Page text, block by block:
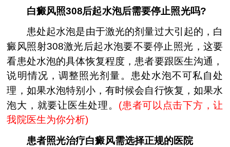
白癜风照308后起水泡后需要停止照光吗?
患处起水泡是由于激光的剂量过大引起的，白
癜风照射308激光后起水泡要不要停止照光，这要
看患处水泡的具体恢复程度，患者要跟医生沟通，
说明情况，调整照光剂量。患处水泡不可私自处
理，如果水泡特别小，有时候会自行恢复，如果水
泡大，就要让医生处理。 (患者可以点击下方，让
我院医生为你分析)
患者照光治疗白癜风需选择正规的医院